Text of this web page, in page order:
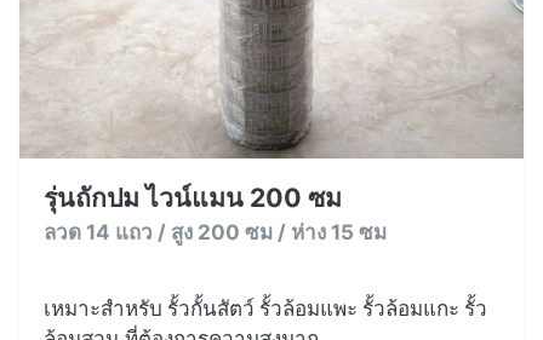
รุ่นถักปม ไวน์แมน 200 ซม
ลวด 14 แถว / สูง 200 ซม / ห่าง 15 ซม
เหมาะสำหรับ รั้วกั้นสัตว์ รั้วล้อมแพะ รั้วล้อมแกะ รั้ว